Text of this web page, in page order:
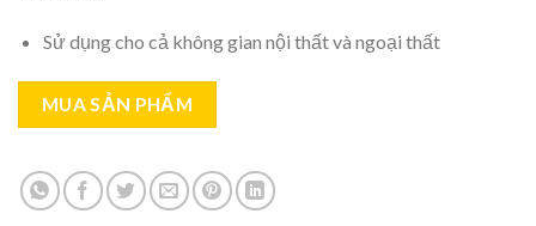
Sử dụng cho cả không gian nội thất và ngoại thất
MUA SẢN PHẨM